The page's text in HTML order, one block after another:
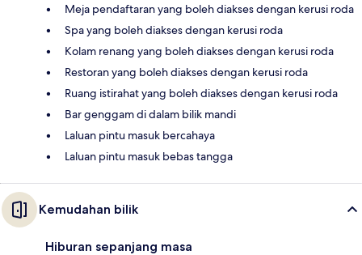
Meja pendaftaran yang boleh diakses dengan kerusi roda
Spa yang boleh diakses dengan kerusi roda
Kolam renang yang boleh diakses dengan kerusi roda
Restoran yang boleh diakses dengan kerusi roda
Ruang istirahat yang boleh diakses dengan kerusi roda
Bar genggam di dalam bilik mandi
Laluan pintu masuk bercahaya
Laluan pintu masuk bebas tangga
Kemudahan bilik
Hiburan sepanjang masa